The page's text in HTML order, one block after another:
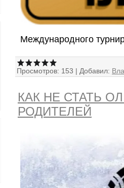
Международного
Просмотров: 153 | Добавил:
КАК НЕ СТАТЬ
РОДИТЕЛЕЙ